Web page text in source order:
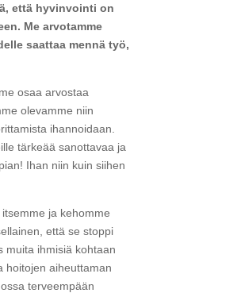
että hyvinvointi on
Me arvotamme
saattaa mennä työ,
osaa arvostaa
olevamme niin
ihannoidaan.
tärkeää sanottavaa ja
Ihan niin kuin siihen
ja kehomme
että se stoppi
muita ihmisiä kohtaan
hoitojen aiheuttaman
terveempään